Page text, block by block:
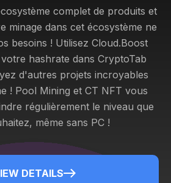
complet de produits et
minage dans cet écosystème ne
besoins ! Utilisez Cloud.Boost
hashrate dans CryptoTab
d'autres projets incroyables
! Pool Mining et CT NFT vous
régulièrement le niveau que
même sans PC !
DETAILS